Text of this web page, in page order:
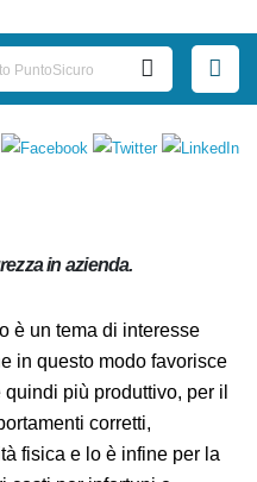
in azienda.
è un tema di interesse
in questo modo
e quindi più
attraverso
alla propria